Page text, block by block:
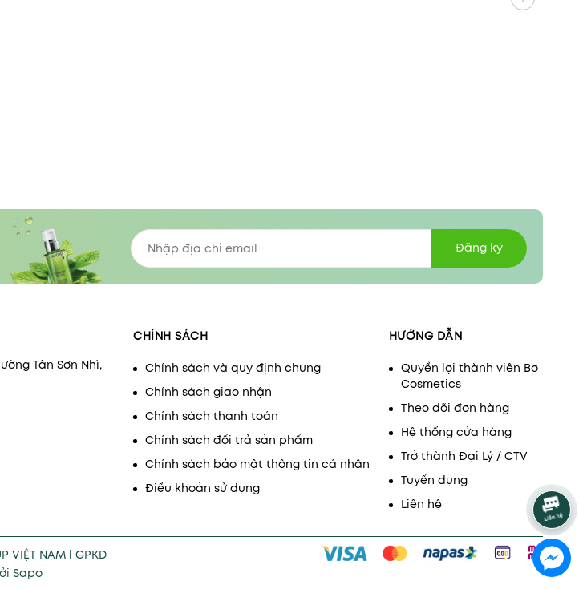
Đăng ký
Tân Sơn Nhì,
CHÍNH SÁCH
Chính sách và quy định chung
Chính sách giao nhận
Chính sách thanh toán
Chính sách đổi trả sản phẩm
Chính sách bảo mật thông tin cá nhân
Điều khoản sử dụng
HƯỚNG DẪN
Quyền lợi thành viên Bơ
Cosmetics
Theo dõi đơn hàng
Hệ thống cửa hàng
Trở thành Đại Lý / CTV
Tuyển dụng
Liên hệ
VIỆT NAM l GPKD
Sapo